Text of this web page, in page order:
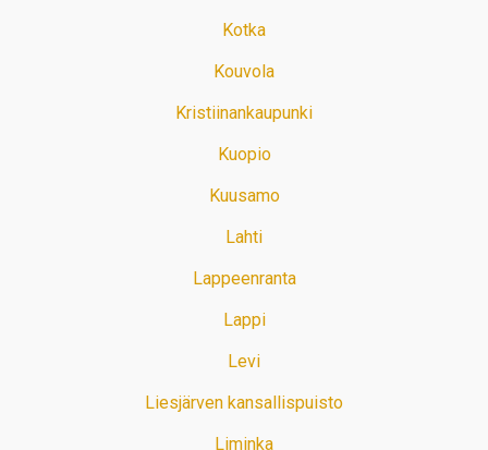
Kotka
Kouvola
Kristiinankaupunki
Kuopio
Kuusamo
Lahti
Lappeenranta
Lappi
Levi
Liesjärven kansallispuisto
Liminka